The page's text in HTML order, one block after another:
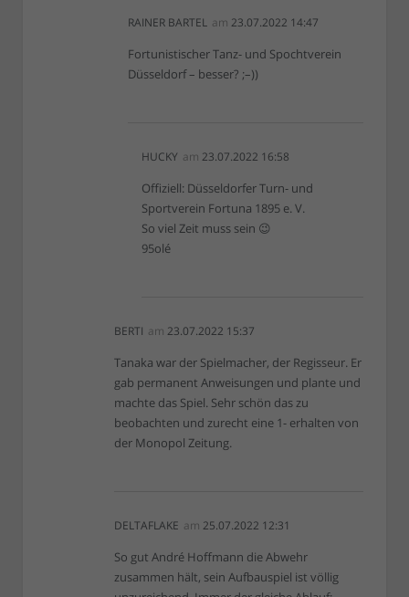
RAINER BARTEL am 23.07.2022 14:47
Fortunistischer Tanz- und Spochtverein
Düsseldorf – besser? ;–))
HUCKY am 23.07.2022 16:58
Offiziell: Düsseldorfer Turn- und
Sportverein Fortuna 1895 e. V.
So viel Zeit muss sein 😉
95olé
BERTI am 23.07.2022 15:37
Tanaka war der Spielmacher, der Regisseur. Er
gab permanent Anweisungen und plante und
machte das Spiel. Sehr schön das zu
beobachten und zurecht eine 1- erhalten von
der Monopol Zeitung.
DELTAFLAKE am 25.07.2022 12:31
So gut André Hoffmann die Abwehr
zusammen hält, sein Aufbauspiel ist völlig